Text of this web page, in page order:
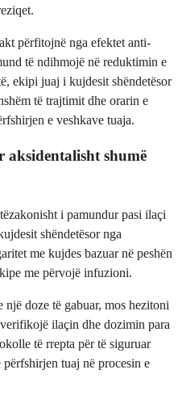
përfitojnë nga efektet anti-
të ndihmojë në reduktimin e
ekipi juaj i kujdesit shëndetësor
të trajtimit dhe orarin e
e veshkave tuaja.
aksidentalisht shumë
i pamundur pasi ilaçi
shëndetësor nga
me kujdes bazuar në peshën
me përvojë infuzioni.
një doze të gabuar, mos hezitoni
ilaçin dhe dozimin para
të rrepta për të siguruar
tuaj në procesin e